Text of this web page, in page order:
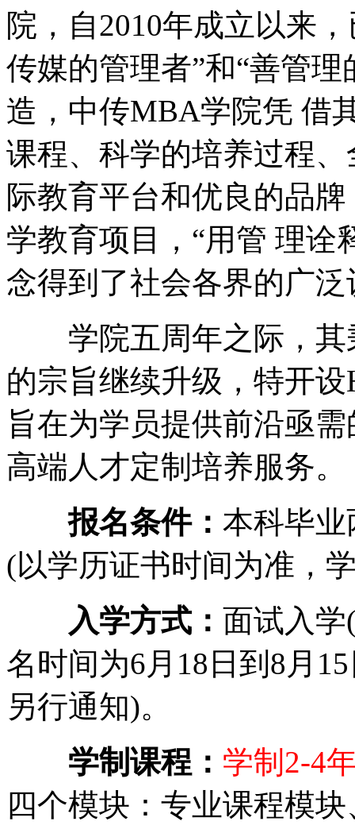
院，自2010年成立以来
传媒的管理者”和“善管
造，中传MBA学院凭 借
课程、科学的培养过程
际教育平台和优良的品
学教育项目，“用管 理诠
念得到了社会各界的广泛
学院五周年之际，其
的宗旨继续升级，特开
旨在为学员提供前沿亟
高端人才定制培养服务。
报名条件： 本科毕
(以学历证书时间为准，
入学方式： 面试入
名时间为6月18日到8月
另行通知)。
学制课程： 学制2-4
四个模块：专业课程模